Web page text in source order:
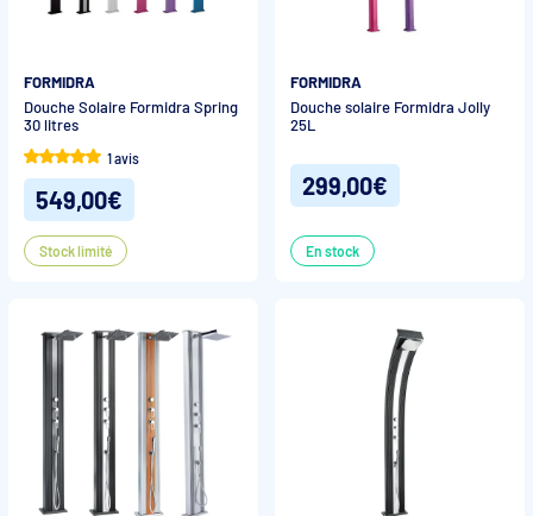
FORMIDRA
Douche Solaire Formidra Spring
30 litres
1 avis
549,00€
Stock limité
FORMIDRA
Douche solaire Formidra Jolly
25L
299,00€
En stock